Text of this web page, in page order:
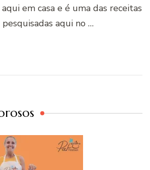
em casa e é uma das receitas
pesquisadas aqui no …